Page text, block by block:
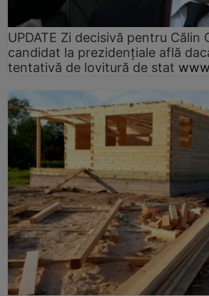
UPDATE Zi decisivă pentru Călin
candidat la prezidențiale află
tentativă de lovitură de stat